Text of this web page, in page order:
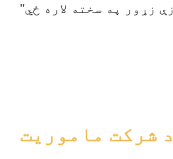
د شرکت ماموریت